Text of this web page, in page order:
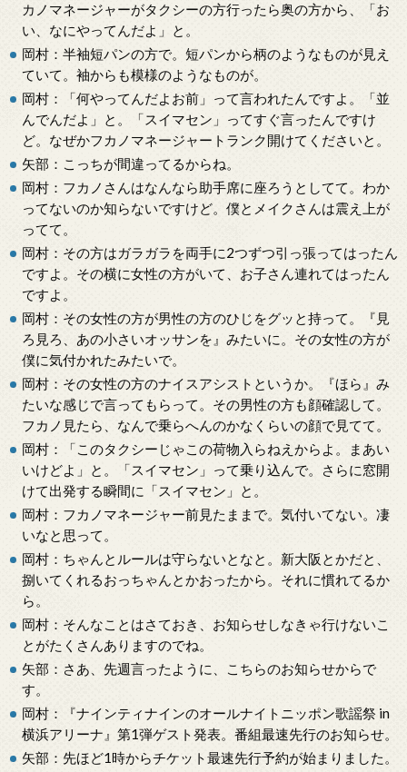
カノマネージャーがタクシーの方行ったら奥の方から、「お
い、なにやってんだよ」と。
岡村：半袖短パンの方で。短パンから柄のようなものが見え
ていて。袖からも模様のようなものが。
岡村：「何やってんだよお前」って言われたんですよ。「並
んでんだよ」と。「スイマセン」ってすぐ言ったんですけ
ど。なぜかフカノマネージャートランク開けてくださいと。
矢部：こっちが間違ってるからね。
岡村：フカノさんはなんなら助手席に座ろうとしてて。わか
ってないのか知らないですけど。僕とメイクさんは震え上が
ってて。
岡村：その方はガラガラを両手に2つずつ引っ張ってはったん
ですよ。その横に女性の方がいて、お子さん連れてはったん
ですよ。
岡村：その女性の方が男性の方のひじをグッと持って。『見
ろ見ろ、あの小さいオッサンを』みたいに。その女性の方が
僕に気付かれたみたいで。
岡村：その女性の方のナイスアシストというか。『ほら』み
たいな感じで言ってもらって。その男性の方も顔確認して。
フカノ見たら、なんで乗らへんのかなくらいの顔で見てて。
岡村：「このタクシーじゃこの荷物入らねえからよ。まあい
いけどよ」と。「スイマセン」って乗り込んで。さらに窓開
けて出発する瞬間に「スイマセン」と。
岡村：フカノマネージャー前見たままで。気付いてない。凄
いなと思って。
岡村：ちゃんとルールは守らないとなと。新大阪とかだと、
捌いてくれるおっちゃんとかおったから。それに慣れてるか
ら。
岡村：そんなことはさておき、お知らせしなきゃ行けないこ
とがたくさんありますのでね。
矢部：さあ、先週言ったように、こちらのお知らせからで
す。
岡村：『ナインティナインのオールナイトニッポン歌謡祭 in
横浜アリーナ』第1弾ゲスト発表。番組最速先行のお知らせ。
矢部：先ほど1時からチケット最速先行予約が始まりました。